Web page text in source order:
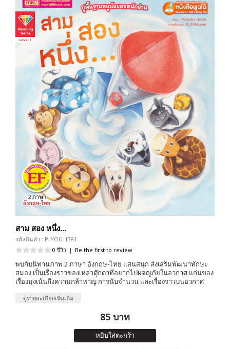
สาม สอง หนึ่ง...
รหัสสินค้า : P-YOU-1381
0 รีวิว | Be the first to review
พบกับนิทานภาพ 2 ภาษา อังกฤษ-ไทย แสนสนุก ส่งเสริมพัฒนาทักษะ
สมอง เป็นเรื่องราวของเหล่าตุ๊กตาที่อยากไปผจญภัยในอวกาศ แก่นของ
เรื่องมุ่งเน้นถึงความกล้าหาญ การนับจำนวน และเรื่องราวบนอวกาศ
ดูรายละเอียดเพิ่มเติม
85 บาท
หยิบใส่ตะกร้า